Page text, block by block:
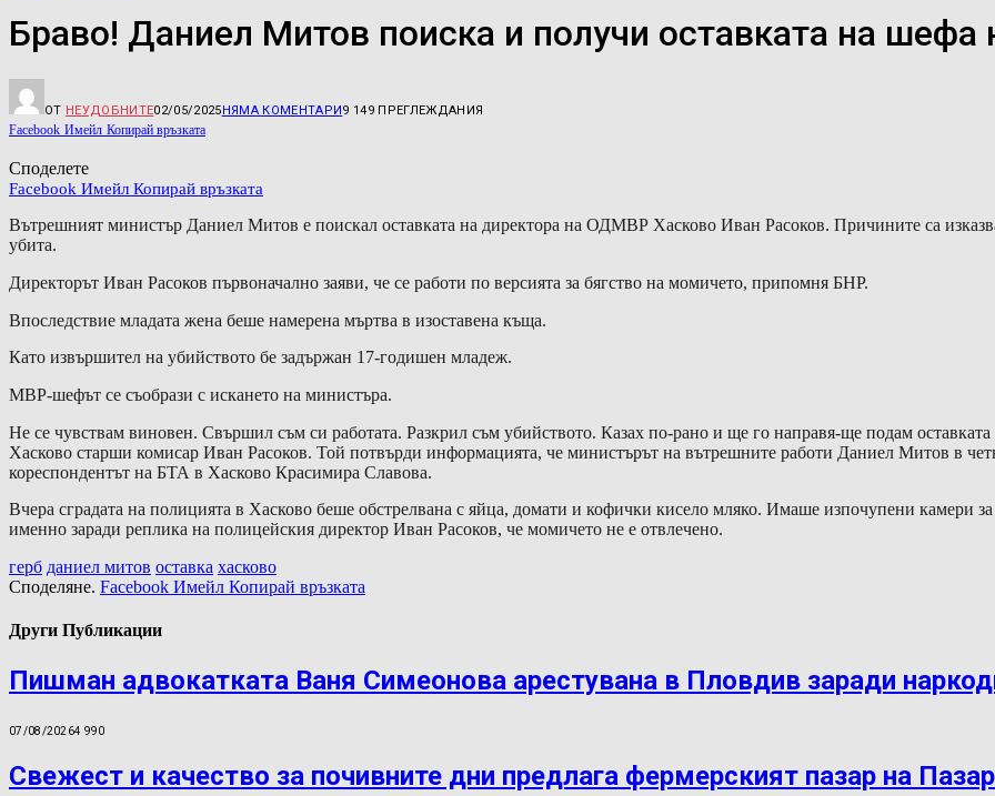
Браво! Даниел Митов поиска и получи оставката на шефа
ОТ НЕУДОБНИТЕ02/05/2025НЯМА КОМЕНТАРИ9 149 ПРЕГЛЕЖДАНИЯ
Facebook Имейл Копирай връзката
Споделете
Facebook Имейл Копирай връзката
Вътрешният министър Даниел Митов е поискал оставката на директора на ОДМВР Хасково Иван Расоков. Причините са
убита.
Директорът Иван Расоков първоначално заяви, че се работи по версията за бягство на момичето, припомня БНР.
Впоследствие младата жена беше намерена мъртва в изоставена къща.
Като извършител на убийството бе задържан 17-годишен младеж.
МВР-шефът се съобрази с искането на министъра.
Не се чувствам виновен. Свършил съм си работата. Разкрил съм убийството. Казах по-рано и ще го направя-ще подам
Хасково старши комисар Иван Расоков. Той потвърди информацията, че министърът на вътрешните работи Даниел Митов в
кореспондентът на БТА в Хасково Красимира Славова.
Вчера сградата на полицията в Хасково беше обстрелвана с яйца, домати и кофички кисело мляко. Имаше изпочупени камери
именно заради реплика на полицейския директор Иван Расоков, че момичето не е отвлечено.
герб даниел митов оставка хасково
Споделяне. Facebook Имейл Копирай връзката
Други Публикации
Пишман адвокатката Ваня Симеонова арестувана в Пловдив заради
07/08/20264 990
Свежест и качество за почивните дни предлага фермерският пазар на